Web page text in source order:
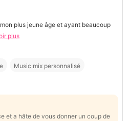
plus jeune âge et ayant beaucoup
plus
Music mix personnalisé
et a hâte de vous donner un coup de